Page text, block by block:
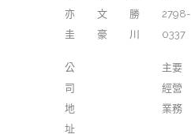
亦
圭
文
豪
勝
川
2798-
0337
公
司
地
址
主要
經營
業務